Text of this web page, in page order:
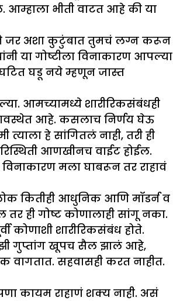
आम्हाला भीती वाटत आहे की या
जर अशा कुटुंबात तुमचं लग्न करून
या गोष्टीला विनाकारण आपल्या
घडू नये म्हणून जास्त
आमच्यामध्ये शारीरिकसंबंधही
आहे. कसलाच निर्णय घेऊ
त्याला हे सांगितलं नाही, तरी ही
आणखीनच वाईट होईल.
मला घाबरून तर राहावं
कितीही आधुनिक आणि मॉडर्न व
ही गोष्ट कोणालाही सांगू नका.
कोणाशी शारीरिकसंबंध होते.
गुप्तांग खूपच सैल झालं आहे,
वागतात. सहवासही करत नाहीत.
कायम राहाणं शक्य नाही. असं